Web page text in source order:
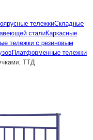
тележкиСкладные
сталиКаркасные
тележки с резиновым
Платформенные тележки
ТТД